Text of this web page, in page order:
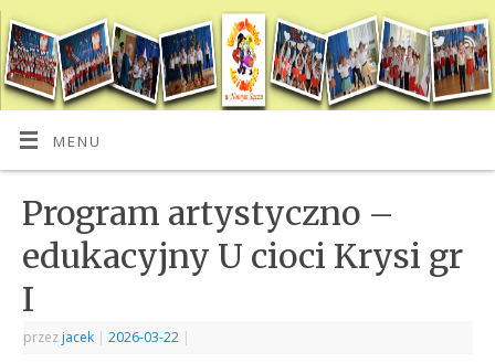
MENU
Program artystyczno –
edukacyjny U cioci Krysi gr
I
przez jacek | 2026-03-22 |